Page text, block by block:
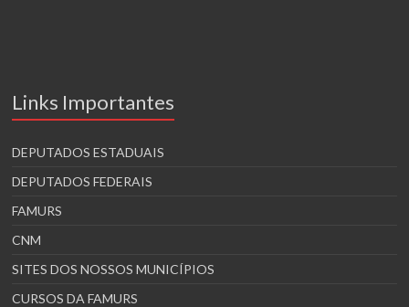
Links Importantes
DEPUTADOS ESTADUAIS
DEPUTADOS FEDERAIS
FAMURS
CNM
SITES DOS NOSSOS MUNICÍPIOS
CURSOS DA FAMURS